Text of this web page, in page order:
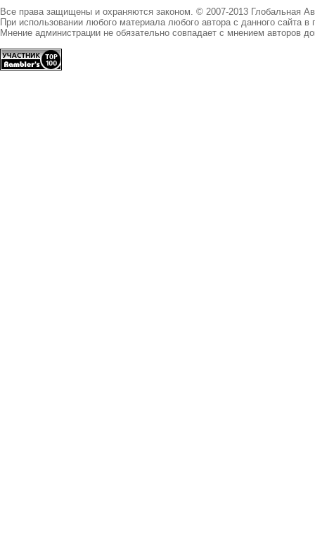
Все права защищены и охраняются законом. © 2007-2013 Глобальная
При использовании любого материала любого автора с данного сайта
Мнение администрации не обязательно совпадает с мнением авторов